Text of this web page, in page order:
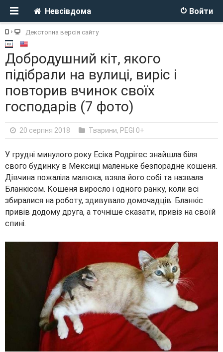
Войти
Невсівдома
Декстопна версія сайту
Добродушний кіт, якого
підібрали на вулиці, виріс і
повторив вчинок своїх
господарів (7 фото)
20 серпня 2018 Тварини, PEGI 0+
У грудні минулого року Есіка Родрігес знайшла біля
свого будинку в Мексиці маленьке безпорадне кошеня.
Дівчина пожаліла малюка, взяла його собі та назвала
Бланкісом. Кошеня виросло і одного ранку, коли всі
збиралися на роботу, здивувало домочадців. Бланкіс
привів додому друга, а точніше сказати, привіз на своїй
спині.